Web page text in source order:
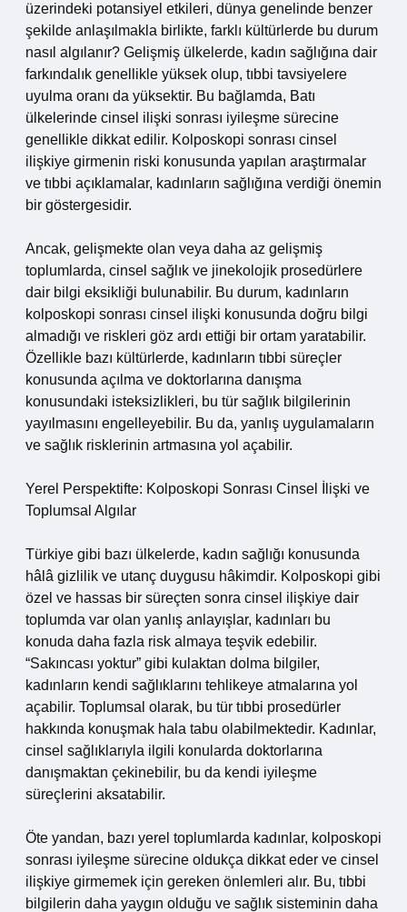
üzerindeki potansiyel etkileri, dünya genelinde benzer
şekilde anlaşılmakla birlikte, farklı kültürlerde bu durum
nasıl algılanır? Gelişmiş ülkelerde, kadın sağlığına dair
farkındalık genellikle yüksek olup, tıbbi tavsiyelere
uyulma oranı da yüksektir. Bu bağlamda, Batı
ülkelerinde cinsel ilişki sonrası iyileşme sürecine
genellikle dikkat edilir. Kolposkopi sonrası cinsel
ilişkiye girmenin riski konusunda yapılan araştırmalar
ve tıbbi açıklamalar, kadınların sağlığına verdiği önemin
bir göstergesidir.
Ancak, gelişmekte olan veya daha az gelişmiş
toplumlarda, cinsel sağlık ve jinekolojik prosedürlere
dair bilgi eksikliği bulunabilir. Bu durum, kadınların
kolposkopi sonrası cinsel ilişki konusunda doğru bilgi
almadığı ve riskleri göz ardı ettiği bir ortam yaratabilir.
Özellikle bazı kültürlerde, kadınların tıbbi süreçler
konusunda açılma ve doktorlarına danışma
konusundaki isteksizlikleri, bu tür sağlık bilgilerinin
yayılmasını engelleyebilir. Bu da, yanlış uygulamaların
ve sağlık risklerinin artmasına yol açabilir.
Yerel Perspektifte: Kolposkopi Sonrası Cinsel İlişki ve
Toplumsal Algılar
Türkiye gibi bazı ülkelerde, kadın sağlığı konusunda
hâlâ gizlilik ve utanç duygusu hâkimdir. Kolposkopi gibi
özel ve hassas bir süreçten sonra cinsel ilişkiye dair
toplumda var olan yanlış anlayışlar, kadınları bu
konuda daha fazla risk almaya teşvik edebilir.
“Sakıncası yoktur” gibi kulaktan dolma bilgiler,
kadınların kendi sağlıklarını tehlikeye atmalarına yol
açabilir. Toplumsal olarak, bu tür tıbbi prosedürler
hakkında konuşmak hala tabu olabilmektedir. Kadınlar,
cinsel sağlıklarıyla ilgili konularda doktorlarına
danışmaktan çekinebilir, bu da kendi iyileşme
süreçlerini aksatabilir.
Öte yandan, bazı yerel toplumlarda kadınlar, kolposkopi
sonrası iyileşme sürecine oldukça dikkat eder ve cinsel
ilişkiye girmemek için gereken önlemleri alır. Bu, tıbbi
bilgilerin daha yaygın olduğu ve sağlık sisteminin daha